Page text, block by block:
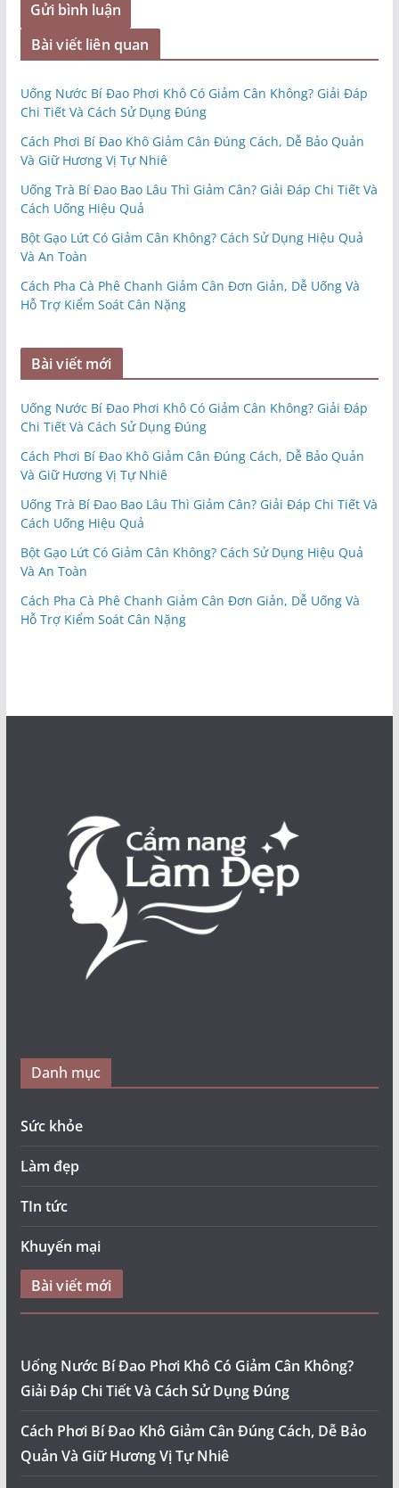
Bài viết liên quan
Uống Nước Bí Đao Phơi Khô Có Giảm Cân Không? Giải Đáp
Chi Tiết Và Cách Sử Dụng Đúng
Cách Phơi Bí Đao Khô Giảm Cân Đúng Cách, Dễ Bảo Quản
Và Giữ Hương Vị Tự Nhiê
Uống Trà Bí Đao Bao Lâu Thì Giảm Cân? Giải Đáp Chi Tiết Và
Cách Uống Hiệu Quả
Bột Gạo Lứt Có Giảm Cân Không? Cách Sử Dụng Hiệu Quả
Và An Toàn
Cách Pha Cà Phê Chanh Giảm Cân Đơn Giản, Dễ Uống Và
Hỗ Trợ Kiểm Soát Cân Nặng
Bài viết mới
Uống Nước Bí Đao Phơi Khô Có Giảm Cân Không? Giải Đáp
Chi Tiết Và Cách Sử Dụng Đúng
Cách Phơi Bí Đao Khô Giảm Cân Đúng Cách, Dễ Bảo Quản
Và Giữ Hương Vị Tự Nhiê
Uống Trà Bí Đao Bao Lâu Thì Giảm Cân? Giải Đáp Chi Tiết Và
Cách Uống Hiệu Quả
Bột Gạo Lứt Có Giảm Cân Không? Cách Sử Dụng Hiệu Quả
Và An Toàn
Cách Pha Cà Phê Chanh Giảm Cân Đơn Giản, Dễ Uống Và
Hỗ Trợ Kiểm Soát Cân Nặng
Danh mục
Sức khỏe
Làm đẹp
TIn tức
Khuyến mại
Bài viết mới
Uống Nước Bí Đao Phơi Khô Có Giảm Cân Không?
Giải Đáp Chi Tiết Và Cách Sử Dụng Đúng
Cách Phơi Bí Đao Khô Giảm Cân Đúng Cách, Dễ Bảo
Quản Và Giữ Hương Vị Tự Nhiê